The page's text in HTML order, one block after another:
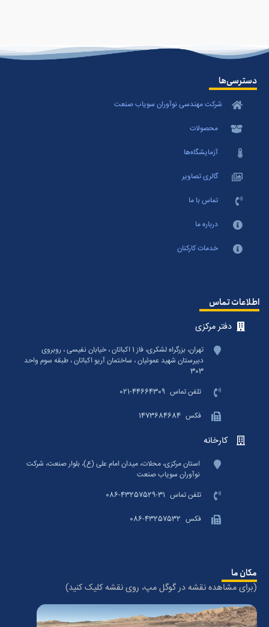
دسترسی‌ها
شرکت مهندسی نوآوران سویاب صنعت
محصولات
آزمایشگاه‌ها
گالری تصاویر
تماس با ما
درباره ما
خدمات کارکنان
اطلاعات تماس
دفتر مرکزی
تهران، بزرگراه لشکری، فاز 1 اکباتان ، خیابان نفیسی ، روبروی
دبیرستان شهید عموئیان ، ساختمان آریو اکباتان ، طبقه سوم واحد
303
تلفن تماس 021-44664309
فکس 1473684684
کارخانه
استان مرکزی، محلات، میدان امام علی (ع)، بلوار صنعت، شرکت
نوآوران سویاب صنعت
تلفن تماس 086-43257529-31
فکس 086-43257532
مکان ما
(برای مشاهده نقشه در گوگل مپ، روی نقشه کلیک کنید)